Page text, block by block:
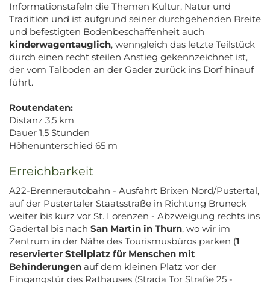
Informationstafeln die Themen Kultur, Natur und
Tradition und ist aufgrund seiner durchgehenden Breite
und befestigten Bodenbeschaffenheit auch
kinderwagentauglich, wenngleich das letzte Teilstück
durch einen recht steilen Anstieg gekennzeichnet ist,
der vom Talboden an der Gader zurück ins Dorf hinauf
führt.
Routendaten:
Distanz 3,5 km
Dauer 1,5 Stunden
Höhenunterschied 65 m
Erreichbarkeit
A22-Brennerautobahn - Ausfahrt Brixen Nord/Pustertal,
auf der Pustertaler Staatsstraße in Richtung Bruneck
weiter bis kurz vor St. Lorenzen - Abzweigung rechts ins
Gadertal bis nach San Martin in Thurn, wo wir im
Zentrum in der Nähe des Tourismusbüros parken (1
reservierter Stellplatz für Menschen mit
Behinderungen auf dem kleinen Platz vor der
Eingangstür des Rathauses (Strada Tor Straße 25 -